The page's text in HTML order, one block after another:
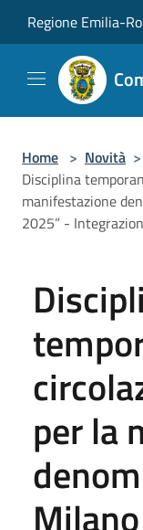
Regione Emilia-
Home > Novità >
Disciplina
manifestazione
2025” -
per la